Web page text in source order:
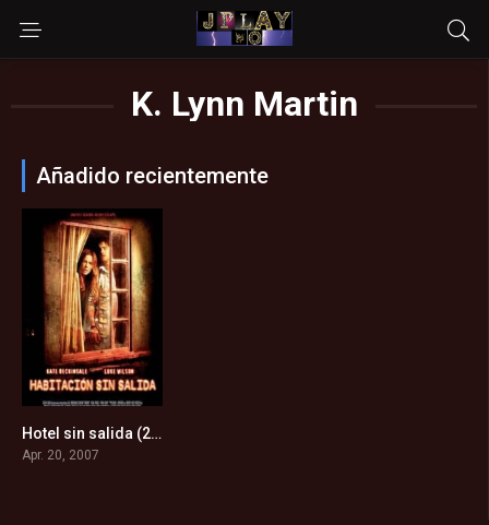
K. Lynn Martin
Añadido recientemente
6.2Hotel sin salida (2007)
Apr. 20, 2007